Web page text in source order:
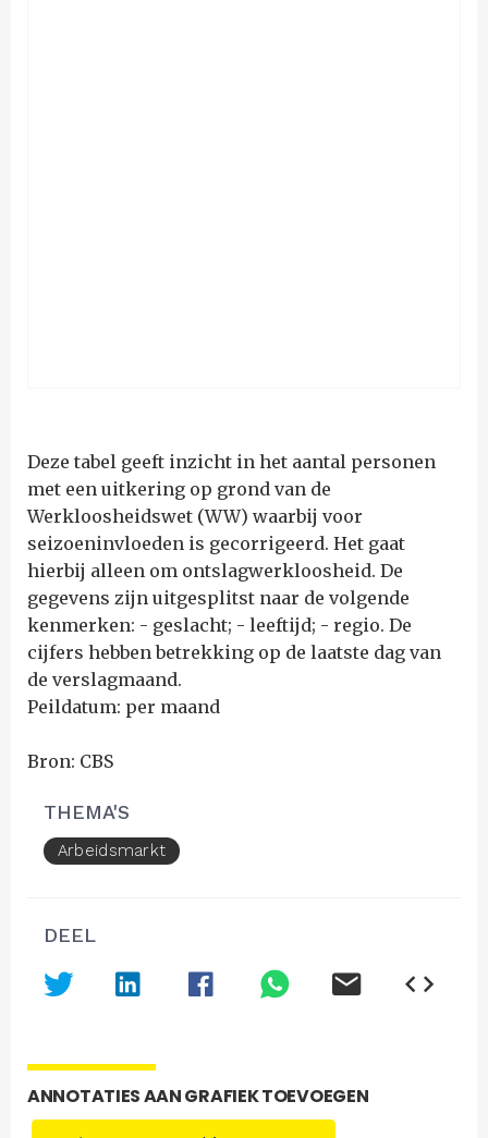
Deze tabel geeft inzicht in het aantal personen
met een uitkering op grond van de
Werkloosheidswet (WW) waarbij voor
seizoeninvloeden is gecorrigeerd. Het gaat
hierbij alleen om ontslagwerkloosheid. De
gegevens zijn uitgesplitst naar de volgende
kenmerken: - geslacht; - leeftijd; - regio. De
cijfers hebben betrekking op de laatste dag van
de verslagmaand.
Peildatum: per maand
Bron: CBS
THEMA'S
Arbeidsmarkt
DEEL
ANNOTATIES AAN GRAFIEK TOEVOEGEN